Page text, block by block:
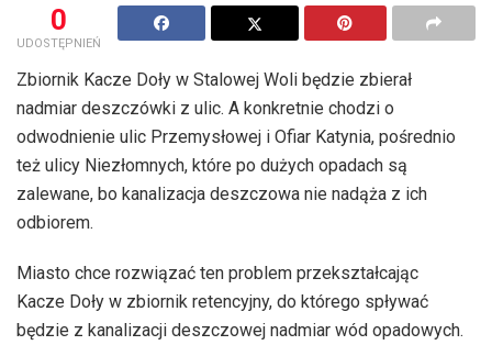
0
UDOSTĘPNIEŃ
Zbiornik Kacze Doły w Stalowej Woli będzie zbierał
nadmiar deszczówki z ulic. A konkretnie chodzi o
odwodnienie ulic Przemysłowej i Ofiar Katynia, pośrednio
też ulicy Niezłomnych, które po dużych opadach są
zalewane, bo kanalizacja deszczowa nie nadąża z ich
odbiorem.
Miasto chce rozwiązać ten problem przekształcając
Kacze Doły w zbiornik retencyjny, do którego spływać
będzie z kanalizacji deszczowej nadmiar wód opadowych.